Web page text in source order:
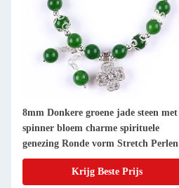
8mm Donkere groene jade steen met
spinner bloem charme spirituele
genezing Ronde vorm Stretch Perlen
Armband
Krijg Beste Prijs